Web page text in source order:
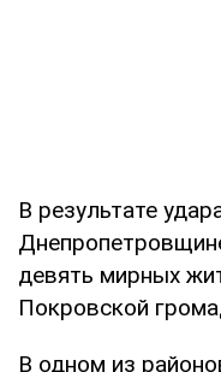
В результате
девять мирных
Покровской
В одном из